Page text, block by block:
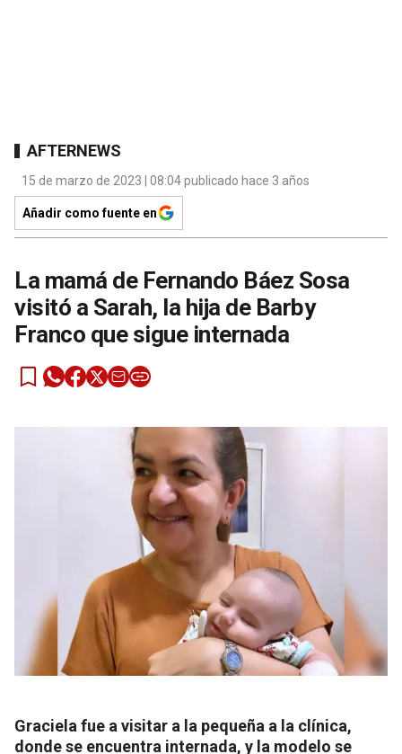
AFTERNEWS
15 de marzo de 2023 | 08:04 publicado hace 3 años
Añadir como fuente en
La mamá de Fernando Báez Sosa
visitó a Sarah, la hija de Barby
Franco que sigue internada
Graciela fue a visitar a la pequeña a la clínica,
donde se encuentra internada, y la modelo se